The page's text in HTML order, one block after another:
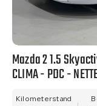
Mazda 2 1.5
CLIMA - PDC -
Kilometerstand